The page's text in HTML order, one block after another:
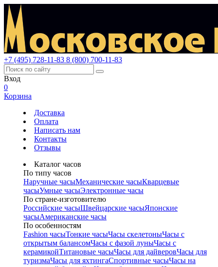
+7 (495) 728-11-83 8 (800) 700-11-83
Вход
0
Корзина
Доставка
Оплата
Написать нам
Контакты
Отзывы
Каталог часов
По типу часов
Наручные часыМеханические часыКварцевые
часыУмные часыЭлектронные часы
По стране-изготовителю
Российские часыШвейцарские часыЯпонские
часыАмериканские часы
По особенностям
Fashion часыТонкие часыЧасы скелетоныЧасы с
открытым балансомЧасы с фазой луныЧасы с
керамикойТитановые часыЧасы для дайверовЧасы для
туризмаЧасы для яхтингаСпортивные часыЧасы на